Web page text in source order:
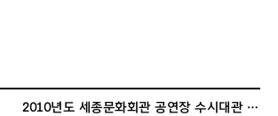
2010년도 세종문화회관 공연장 수시대관 신청안내